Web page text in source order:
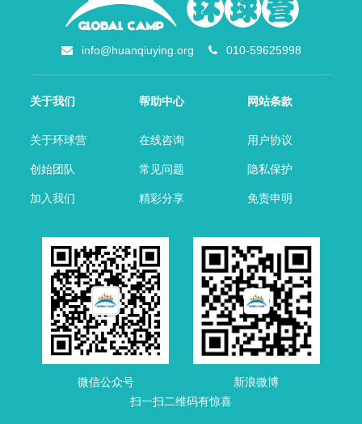
info@huanqiuying.org 010-59625998
关于我们
关于环球营
创始团队
加入我们
帮助中心
在线咨询
常见问题
精彩分享
网站条款
用户协议
隐私保护
免责申明
微信公众号
新浪微博
扫一扫二维码有惊喜